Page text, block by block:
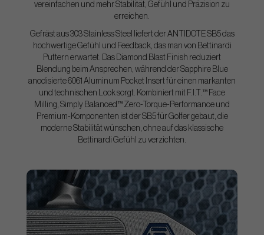
vereinfachen und mehr Stabilität, Gefühl und Präzision zu
erreichen.
Gefräst aus 303 Stainless Steel liefert der ANTIDOTE SB5 das
hochwertige Gefühl und Feedback, das man von Bettinardi
Puttern erwartet. Das Diamond Blast Finish reduziert
Blendung beim Ansprechen, während der Sapphire Blue
anodisierte 6061 Aluminum Pocket Insert für einen markanten
und technischen Look sorgt. Kombiniert mit F.I.T.™ Face
Milling, Simply Balanced™ Zero-Torque-Performance und
Premium-Komponenten ist der SB5 für Golfer gebaut, die
moderne Stabilität wünschen, ohne auf das klassische
Bettinardi Gefühl zu verzichten.